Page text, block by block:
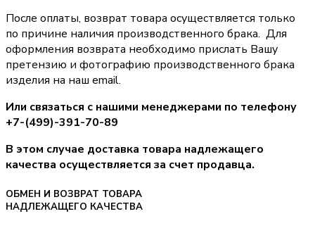
После оплаты, возврат товара осуществляется только
по причине наличия производственного брака. Для
оформления возврата необходимо прислать Вашу
претензию и фотографию производственного брака
изделия на наш email.
Или связаться с нашими менеджерами по телефону
+7-(499)-391-70-89
В этом случае доставка товара надлежащего
качества осуществляется за счет продавца.
ОБМЕН И ВОЗВРАТ ТОВАРА
НАДЛЕЖАЩЕГО КАЧЕСТВА